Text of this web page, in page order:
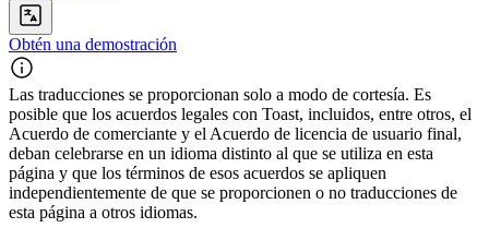
Obtén una demostración
Las traducciones se proporcionan solo a modo de cortesía. Es
posible que los acuerdos legales con Toast, incluidos, entre otros, el
Acuerdo de comerciante y el Acuerdo de licencia de usuario final,
deban celebrarse en un idioma distinto al que se utiliza en esta
página y que los términos de esos acuerdos se apliquen
independientemente de que se proporcionen o no traducciones de
esta página a otros idiomas.